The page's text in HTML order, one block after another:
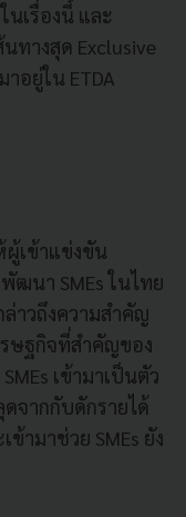
นเรื่องนี้ และ
ทางสุด Exclusive
อยู่ใน ETDA
ผู้เข้าแข่งขัน
ฒนา SMEs ในไทย
าวถึงความสำคัญ
รษฐกิจที่สำคัญของ
เข้ามาเป็นตัว
จากกับดักรายได้
ามาช่วย SMEs ยัง